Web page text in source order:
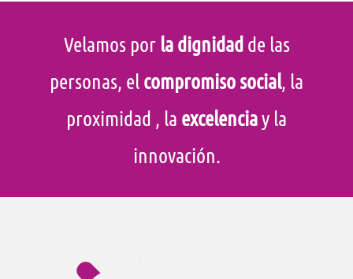
Velamos por la dignidadde las
personas, el compromiso social, la
proximidad , la excelenciay la
innovación.